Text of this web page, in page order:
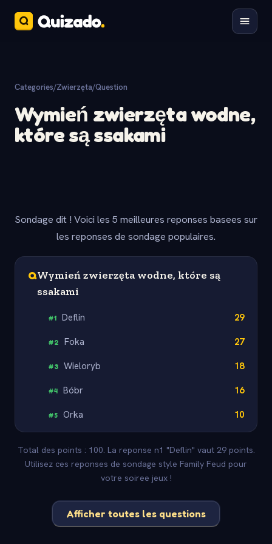
Categories/Zwierzęta/Question
Wymień zwierzęta wodne,
które są ssakami
Sondage dit ! Voici les 5 meilleures reponses basees sur
les reponses de sondage populaires.
QWymień zwierzęta wodne, które są
ssakami
#1 Deflin 29
#2 Foka 27
#3 Wieloryb 18
#4 Bóbr 16
#5 Orka 10
Total des points : 100. La reponse n1 "Deflin" vaut 29 points.
Utilisez ces reponses de sondage style Family Feud pour
votre soiree jeux !
Afficher toutes les questions